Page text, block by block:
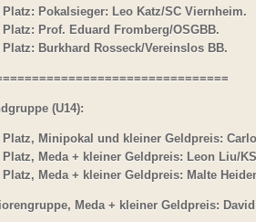
Platz: Pokalsieger: Leo Katz/SC Viernheim.
Platz: Prof. Eduard Fromberg/OSGBB.
Platz: Burkhard Rosseck/Vereinslos BB.
(U14):
Platz, Minipokal und kleiner Geldpreis:
Platz, Meda + kleiner Geldpreis: Leon Liu/
Platz, Meda + kleiner Geldpreis: Malte
Meda + kleiner Geldpreis: